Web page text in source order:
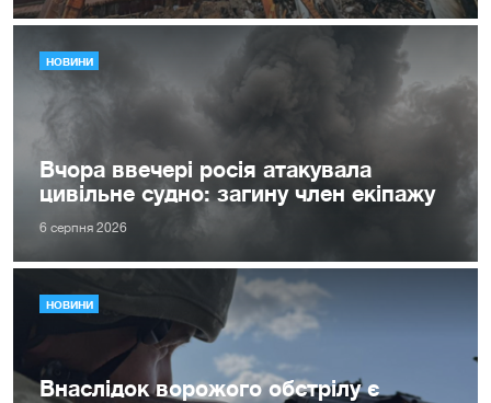
НОВИНИ
Вчора ввечері росія атакувала
цивільне судно: загину член екіпажу
6 серпня 2026
НОВИНИ
Внаслідок ворожого обстрілу є